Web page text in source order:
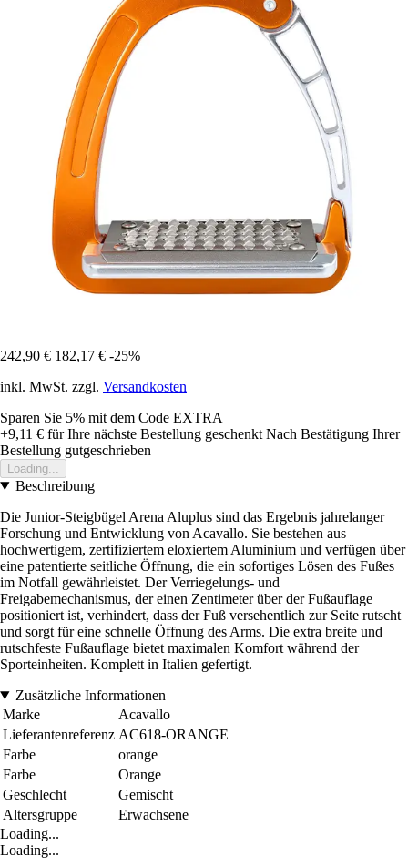
242,90 € 182,17 € -25%
inkl. MwSt. zzgl. Versandkosten
Sparen Sie 5% mit dem Code EXTRA
+9,11 € für Ihre nächste Bestellung geschenkt Nach Bestätigung Ihrer
Bestellung gutgeschrieben
Loading...
Beschreibung
Die Junior-Steigbügel Arena Aluplus sind das Ergebnis jahrelanger
Forschung und Entwicklung von Acavallo. Sie bestehen aus
hochwertigem, zertifiziertem eloxiertem Aluminium und verfügen über
eine patentierte seitliche Öffnung, die ein sofortiges Lösen des Fußes
im Notfall gewährleistet. Der Verriegelungs- und
Freigabemechanismus, der einen Zentimeter über der Fußauflage
positioniert ist, verhindert, dass der Fuß versehentlich zur Seite rutscht
und sorgt für eine schnelle Öffnung des Arms. Die extra breite und
rutschfeste Fußauflage bietet maximalen Komfort während der
Sporteinheiten. Komplett in Italien gefertigt.
Zusätzliche Informationen
Marke
Acavallo
Lieferantenreferenz AC618-ORANGE
Farbe
orange
Farbe
Orange
Geschlecht
Gemischt
Altersgruppe
Erwachsene
Loading...
Loading...